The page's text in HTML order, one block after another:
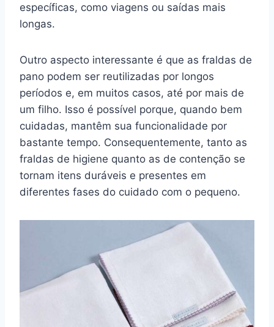
específicas, como viagens ou saídas mais
longas.
Outro aspecto interessante é que as fraldas de
pano podem ser reutilizadas por longos
períodos e, em muitos casos, até por mais de
um filho. Isso é possível porque, quando bem
cuidadas, mantêm sua funcionalidade por
bastante tempo. Consequentemente, tanto as
fraldas de higiene quanto as de contenção se
tornam itens duráveis e presentes em
diferentes fases do cuidado com o pequeno.